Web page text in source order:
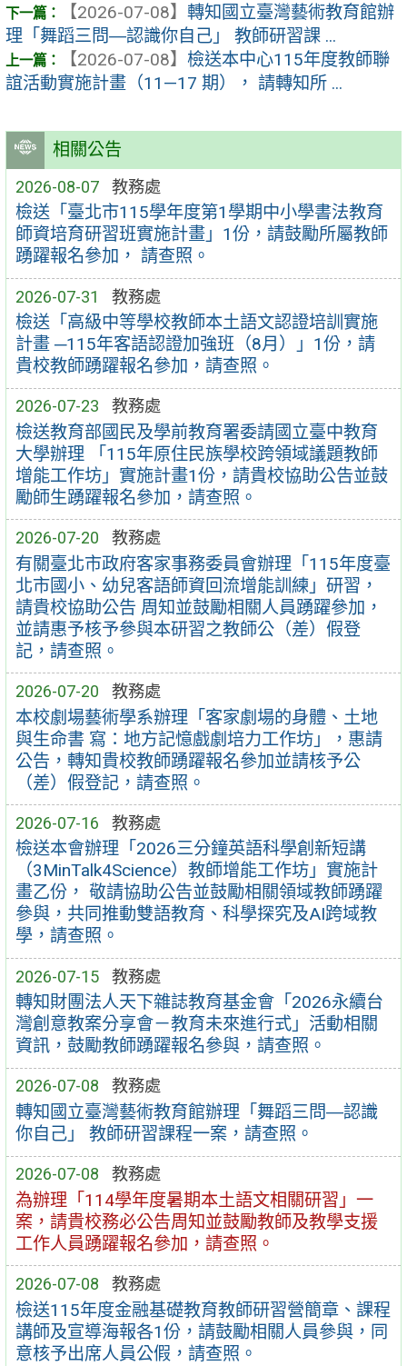
相關公告
2026-08-07 教務處
檢送「臺北市115學年度第1學期中小學書法教育
師資培育研習班實施計畫」1份，請鼓勵所屬教師
踴躍報名參加， 請查照。
2026-07-31 教務處
檢送「高級中等學校教師本土語文認證培訓實施
計畫 ─115年客語認證加強班（8月）」1份，請
貴校教師踴躍報名參加，請查照。
2026-07-23 教務處
檢送教育部國民及學前教育署委請國立臺中教育
大學辦理 「115年原住民族學校跨領域議題教師
增能工作坊」實施計畫1份，請貴校協助公告並鼓
勵師生踴躍報名參加，請查照。
2026-07-20 教務處
有關臺北市政府客家事務委員會辦理「115年度臺
北市國小、幼兒客語師資回流增能訓練」研習，
請貴校協助公告 周知並鼓勵相關人員踴躍參加，
並請惠予核予參與本研習之教師公（差）假登
記，請查照。
2026-07-20 教務處
本校劇場藝術學系辦理「客家劇場的身體、土地
與生命書 寫：地方記憶戲劇培力工作坊」，惠請
公告，轉知貴校教師踴躍報名參加並請核予公
（差）假登記，請查照。
2026-07-16 教務處
檢送本會辦理「2026三分鐘英語科學創新短講
（3MinTalk4Science）教師增能工作坊」實施計
畫乙份， 敬請協助公告並鼓勵相關領域教師踴躍
參與，共同推動雙語教育、科學探究及AI跨域教
學，請查照。
2026-07-15 教務處
轉知財團法人天下雜誌教育基金會「2026永續台
灣創意教案分享會－教育未來進行式」活動相關
資訊，鼓勵教師踴躍報名參與，請查照。
2026-07-08 教務處
轉知國立臺灣藝術教育館辦理「舞蹈三問―認識
你自己」 教師研習課程一案，請查照。
2026-07-08 教務處
為辦理「114學年度暑期本土語文相關研習」一
案，請貴校務必公告周知並鼓勵教師及教學支援
工作人員踴躍報名參加，請查照。
2026-07-08 教務處
檢送115年度金融基礎教育教師研習營簡章、課程
講師及宣導海報各1份，請鼓勵相關人員參與，同
意核予出席人員公假，請查照。
【2026-07-08】 轉知國立臺灣藝術教育館辦
理「舞蹈三問―認識你自己」 教師研習課 ...
【2026-07-08】 檢送本中心115年度教師聯
誼活動實施計畫（11—17 期）， 請轉知所 ...